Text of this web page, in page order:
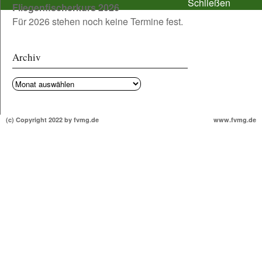
Fliegenfischerkurs 2026
Für 2026 stehen noch keine Termine fest.
Archiv
Archiv
(c) Copyright 2022 by fvmg.de www.fvmg.de